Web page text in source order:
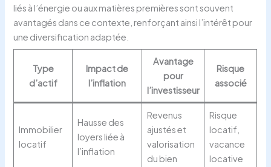
liés à l’énergie ou aux matières premières sont souvent
avantagés dans ce contexte, renforçant ainsi l’intérêt pour
une diversification adaptée.
Type
d’actif
Impact de
l’inflation
Avantage
pour
l’investisseur
Risque
associé
Immobilier
locatif
Hausse des
loyers liée à
l’inflation
Revenus
ajustés et
valorisation
du bien
Risque
locatif,
vacance
locative